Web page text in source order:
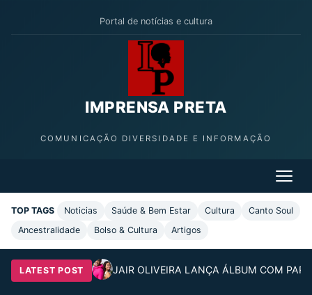
Portal de notícias e cultura
IMPRENSA PRETA
COMUNICAÇÃO DIVERSIDADE E INFORMAÇÃO
TOP TAGS Noticias Saúde & Bem Estar Cultura
Canto Soul
Ancestralidade
Bolso & Cultura Artigos
LATEST POST JAIR OLIVEIRA LANÇA ÁLBUM COM